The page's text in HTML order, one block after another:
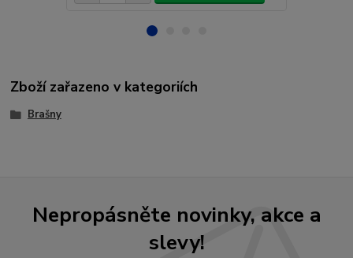
Zboží zařazeno v kategoriích
Brašny
Nepropásněte novinky, akce a
slevy!